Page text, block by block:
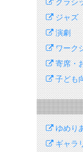
クラシ
ジャズ
演劇
ワーク
寄席・
子ども
ゆめり
ギャラ